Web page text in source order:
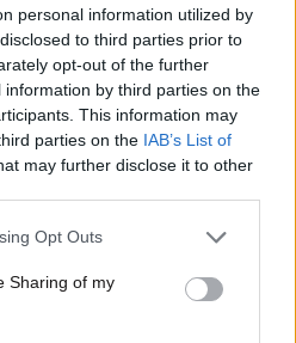
personal information utilized by
to third parties prior to
opt-out of the further
by third parties on the
This information may
parties on the IAB’s List of
may further disclose it to other
app uses one or more Google
behaviour. You may click to
and its third-party tags to
purposes in below Google
Opt Outs
Sharing of my